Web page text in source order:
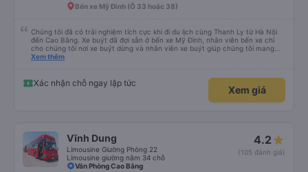
Bến xe Mỹ Đình (Ô 33 hoặc 38)
Chúng tôi đã có trải nghiệm tích cực khi đi du lịch cùng Thanh Ly từ Hà Nội
đến Cao Bằng. Xe buýt đã đợi sẵn ở bến xe Mỹ Đình, nhân viên bến xe chỉ
cho chúng tôi nơi xe buýt dừng và nhân viên xe buýt giúp chúng tôi mang
hành lý và giày dép. Kích thước của cabin được ghi rõ là 170cm. Những
bình luận về điều đó. Bộ đồ giường gọn gàng, chăn thực sự giữ ấm cho
chúng tôi và gối tốt. Nhân viên đã kiểm tra nơi ở của chúng tôi và xe đưa
đón đến đón chúng tôi từ điểm dừng mà chúng tôi đã chọn và đưa chúng tôi
Xem thêm
Xác nhận chỗ ngay lập tức
Xem giá
Vĩnh Dung
Limousine Giường Phòng 22
Limousine giường nằm 34 chỗ
4.2
(105 đánh giá)
Văn Phòng Cao Bằng